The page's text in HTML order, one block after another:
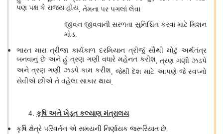
પણ પક્ષ કે રાજ્ય હોય, તેમના પર પગલાં લેવા
જીવન જીવવાની સરળતા સુનિશ્ચિત કરવા માટે મિશન
મોડ.
ભારત મારા ત્રીજા કાર્યકાળ દરમિયાન ત્રીજું સૌથી મોટું અર્થતંત્ર
બનવાનું છે અને હું ત્રણ ગણી વધારે મહેનત કરીશ,ત્રણ ગણી ઝડપે
અને ત્રણ ગણી ઝડપે કામ કરીશ,જેથી દેશ માટે આપણે જે સ્વપ્નો
સેવીએ છીએ તે વહેલા સાકાર થાય.
કૃષિ અને ખેડૂત કલ્યાણ મંત્રાલય
કૃષિ ક્ષેત્રે પરિવર્તન એ સમયની નિર્ણાયક જરૂરિયાત છે.